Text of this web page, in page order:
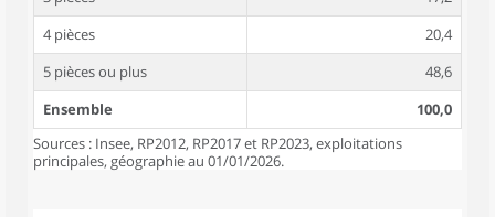
4 pièces
20,4
5 pièces ou plus
48,6
Ensemble
100,0
Sources : Insee, RP2012, RP2017 et RP2023, exploitations
principales, géographie au 01/01/2026.